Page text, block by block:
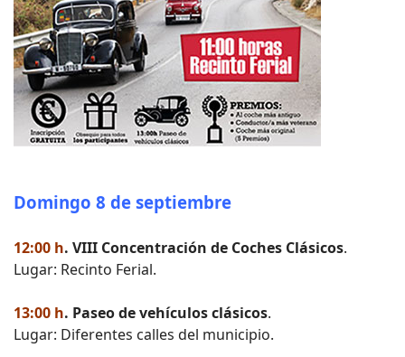
Domingo 8 de septiembre
12:00 h. VIII Concentración de Coches Clásicos.
Lugar: Recinto Ferial.
13:00 h. Paseo de vehículos clásicos.
Lugar: Diferentes calles del municipio.